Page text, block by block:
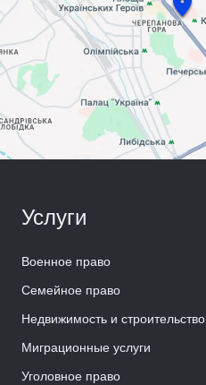
Услуги
Военное право
Семейное право
Недвижимость и строительство
Миграционные услуги
Уголовное право